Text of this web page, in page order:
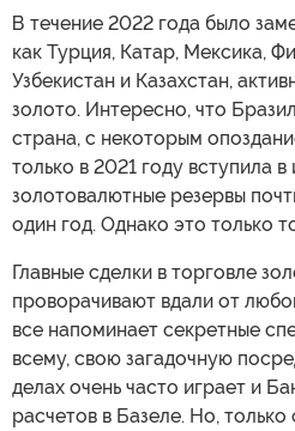
В течение 2022 года было
как Турция, Катар, Мексика,
Узбекистан и Казахстан,
золото. Интересно, что
страна, с некоторым
только в 2021 году вступила в
золотовалютные резервы
один год. Однако это только
Главные сделки в торговле
проворачивают вдали от
все напоминает секретные
всему, свою загадочную
делах очень часто играет и
расчетов в Базеле. Но,